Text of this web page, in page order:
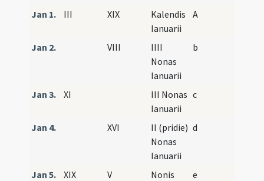
Jan 1.
III XIX
Kalendis
Ianuarii
A
Jan 2. VIII
IIII
Nonas
Ianuarii
b
Jan 3. XI
III Nonas
Ianuarii
c
Jan 4. XVI
II (pridie)
Nonas
Ianuarii
d
Jan 5. XIX V
Nonis
e